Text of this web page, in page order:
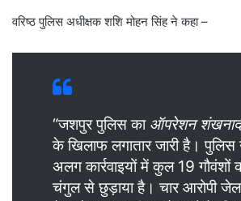
वरिष्ठ पुलिस अधीक्षक शशि मोहन सिंह ने कहा –
“जशपुर पुलिस का ऑपरेशन शंखनाद
के खिलाफ लगातार जारी है।
अलग कार्रवाइयों में कुल 19 गौवंशों
चंगुल से छुड़ाया है। चार आरोपी